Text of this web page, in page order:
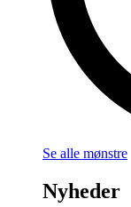
Se alle mønstre
Nyheder